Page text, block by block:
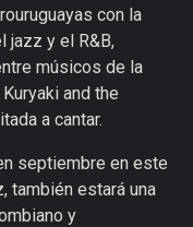
con la
jazz y el R&B,
músicos de la
and the
a cantar.
septiembre en este
también estará una
y